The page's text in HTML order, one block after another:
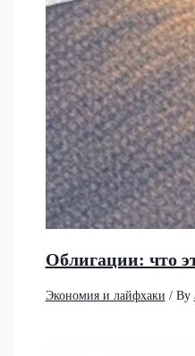
Облигации: что
Экономия и лайфхаки / By